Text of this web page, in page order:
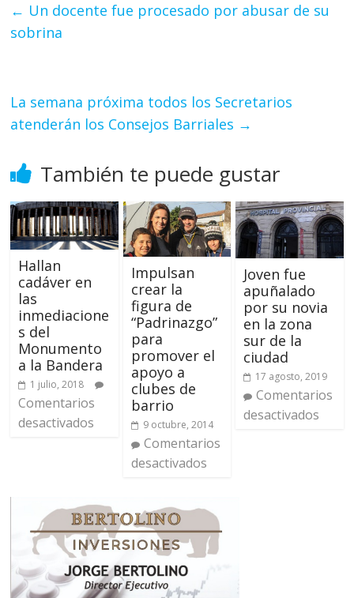
← Un docente fue procesado por abusar de su
sobrina
La semana próxima todos los Secretarios
atenderán los Consejos Barriales →
También te puede gustar
Hallan
cadáver en
las
inmediacione
s del
Monumento
a la Bandera
1 julio, 2018
Comentarios
desactivados
Impulsan
crear la
figura de
“Padrinazgo”
para
promover el
apoyo a
clubes de
barrio
9 octubre, 2014
Comentarios
desactivados
Joven fue
apuñalado
por su novia
en la zona
sur de la
ciudad
17 agosto, 2019
Comentarios
desactivados